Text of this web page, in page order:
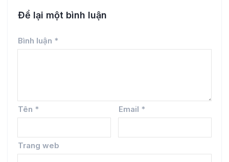
Để lại một bình luận
Bình luận *
Tên * Email *
Trang web